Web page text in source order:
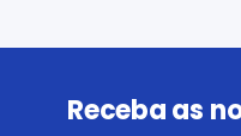
Receba as